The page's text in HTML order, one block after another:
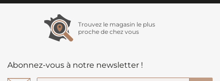
Trouvez le magasin le plus
proche de chez vous
Abonnez-vous à notre newsletter !